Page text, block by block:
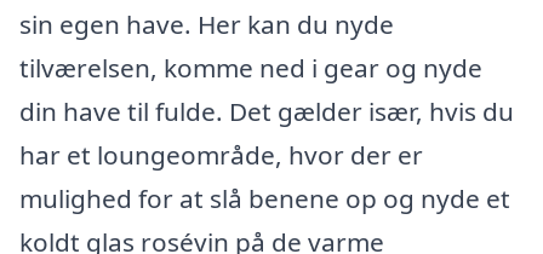
sin egen have. Her kan du nyde
tilværelsen, komme ned i gear og nyde
din have til fulde. Det gælder især, hvis du
har et loungeområde, hvor der er
mulighed for at slå benene op og nyde et
koldt glas rosévin på de varme